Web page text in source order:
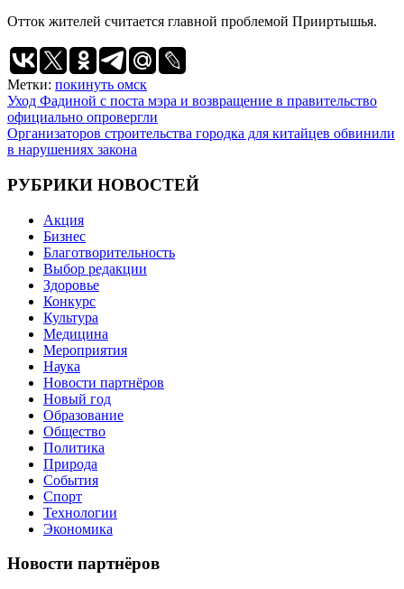
Отток жителей считается главной проблемой Прииртышья.
Метки: покинуть омск
Навигация
по
записям
Уход Фадиной с поста мэра и возвращение в правительство
официально опровергли
Организаторов строительства городка для китайцев обвинили
в нарушениях закона
РУБРИКИ НОВОСТЕЙ
Акция
Бизнес
Благотворительность
Выбор редакции
Здоровье
Конкурс
Культура
Медицина
Мероприятия
Наука
Новости партнёров
Новый год
Образование
Общество
Политика
Природа
События
Спорт
Технологии
Экономика
Новости партнёров